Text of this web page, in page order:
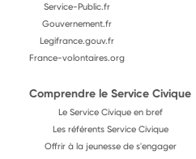
Service-Public.fr
Gouvernement.fr
Legifrance.gouv.fr
France-volontaires.org
Comprendre le Service Civique
Le Service Civique en bref
Les référents Service Civique
Offrir à la jeunesse de s'engager